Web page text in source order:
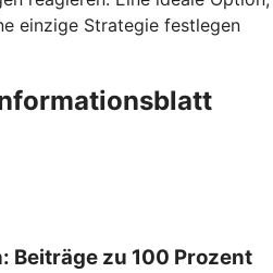
einzige Strategie festlegen
Beiträge zu 100 Prozent